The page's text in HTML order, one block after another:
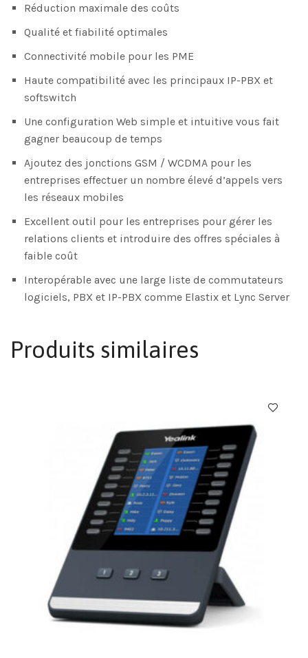
Réduction maximale des coûts
Qualité et fiabilité optimales
Connectivité mobile pour les PME
Haute compatibilité avec les principaux IP-PBX et
softswitch
Une configuration Web simple et intuitive vous fait
gagner beaucoup de temps
Ajoutez des jonctions GSM / WCDMA pour les
entreprises effectuer un nombre élevé d’appels vers
les réseaux mobiles
Excellent outil pour les entreprises pour gérer les
relations clients et introduire des offres spéciales à
faible coût
Interopérable avec une large liste de commutateurs
logiciels, PBX et IP-PBX comme Elastix et Lync Server
Produits similaires